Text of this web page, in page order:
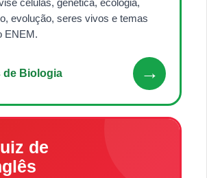
evolução, seres vivos e temas
ENEM.
de Biologia →
de